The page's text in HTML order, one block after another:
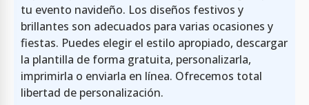
tu evento navideño. Los diseños festivos y
brillantes son adecuados para varias ocasiones y
fiestas. Puedes elegir el estilo apropiado, descargar
la plantilla de forma gratuita, personalizarla,
imprimirla o enviarla en línea. Ofrecemos total
libertad de personalización.